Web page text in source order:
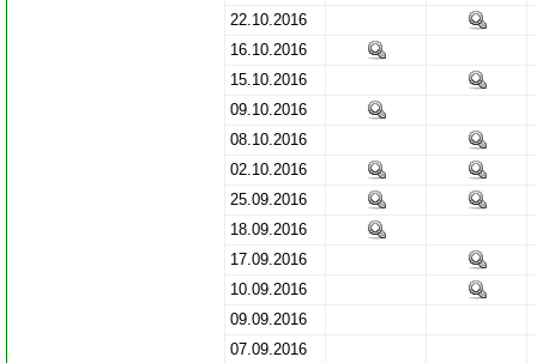
22.10.2016
16.10.2016
15.10.2016
09.10.2016
08.10.2016
02.10.2016
25.09.2016
18.09.2016
17.09.2016
10.09.2016
09.09.2016
07.09.2016